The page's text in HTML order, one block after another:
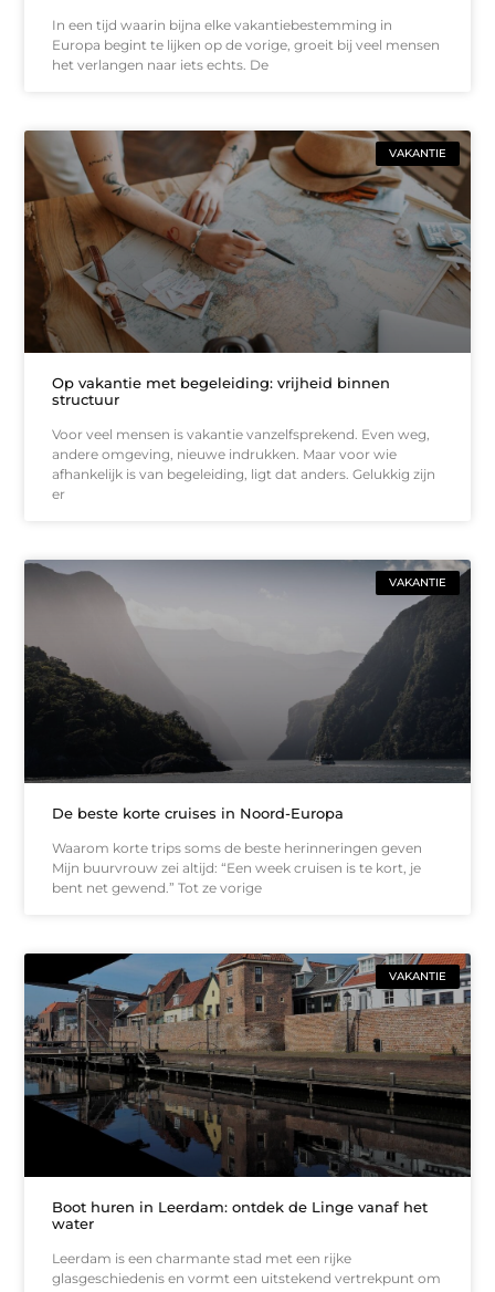
In een tijd waarin bijna elke vakantiebestemming in
Europa begint te lijken op de vorige, groeit bij veel mensen
het verlangen naar iets echts. De
VAKANTIE
Op vakantie met begeleiding: vrijheid binnen
structuur
Voor veel mensen is vakantie vanzelfsprekend. Even weg,
andere omgeving, nieuwe indrukken. Maar voor wie
afhankelijk is van begeleiding, ligt dat anders. Gelukkig zijn
er
VAKANTIE
De beste korte cruises in Noord-Europa
Waarom korte trips soms de beste herinneringen geven
Mijn buurvrouw zei altijd: “Een week cruisen is te kort, je
bent net gewend.” Tot ze vorige
VAKANTIE
Boot huren in Leerdam: ontdek de Linge vanaf het
water
Leerdam is een charmante stad met een rijke
glasgeschiedenis en vormt een uitstekend vertrekpunt om